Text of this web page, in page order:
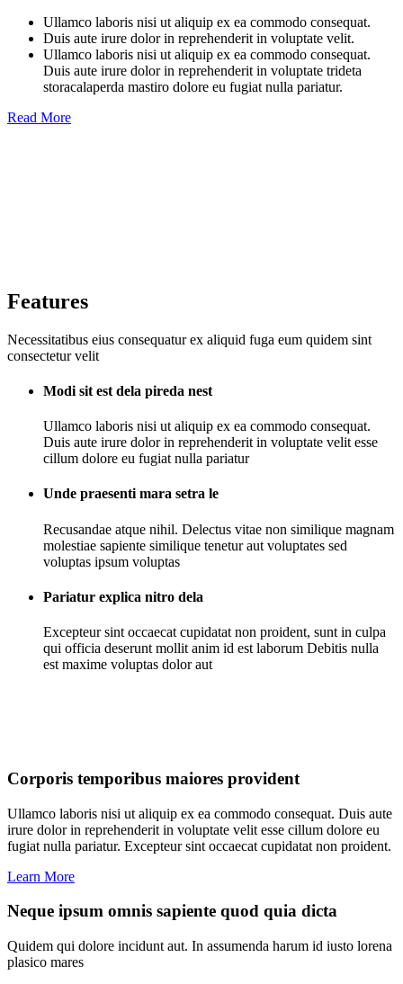
Ullamco laboris nisi ut aliquip ex ea commodo consequat.
Duis aute irure dolor in reprehenderit in voluptate velit.
Ullamco laboris nisi ut aliquip ex ea commodo consequat.
Duis aute irure dolor in reprehenderit in voluptate trideta
storacalaperda mastiro dolore eu fugiat nulla pariatur.
Read More
Features
Necessitatibus eius consequatur ex aliquid fuga eum quidem sint
consectetur velit
Modi sit est dela pireda nest
Ullamco laboris nisi ut aliquip ex ea commodo consequat.
Duis aute irure dolor in reprehenderit in voluptate velit esse
cillum dolore eu fugiat nulla pariatur
Unde praesenti mara setra le
Recusandae atque nihil. Delectus vitae non similique magnam
molestiae sapiente similique tenetur aut voluptates sed
voluptas ipsum voluptas
Pariatur explica nitro dela
Excepteur sint occaecat cupidatat non proident, sunt in culpa
qui officia deserunt mollit anim id est laborum Debitis nulla
est maxime voluptas dolor aut
Corporis temporibus maiores provident
Ullamco laboris nisi ut aliquip ex ea commodo consequat. Duis aute
irure dolor in reprehenderit in voluptate velit esse cillum dolore eu
fugiat nulla pariatur. Excepteur sint occaecat cupidatat non proident.
Learn More
Neque ipsum omnis sapiente quod quia dicta
Quidem qui dolore incidunt aut. In assumenda harum id iusto lorena
plasico mares